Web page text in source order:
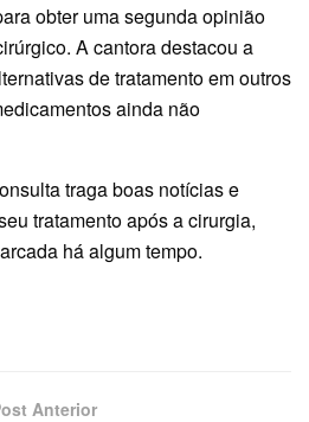
obter uma segunda opinião
A cantora destacou a
de tratamento em outros
ainda não
traga boas notícias e
tratamento após a cirurgia,
há algum tempo.
Anterior